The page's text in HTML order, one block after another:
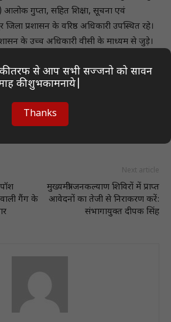
आलोक गुप्ता, सहित शिक्षा, सूचना एवं
प्रशासन के वरिष्ठ अधिकारी उपस्थित रहे।
के उच्च अधिकारी वीसी के माध्यम से जुड़े।
गैंग के
Next article
मुख्यमंत्री जनकल्याण शिविरों में प्राप्त
आवेदनों का तेजी से निराकरण करें:
संभागायुक्त दीपक सिंह
तरफ से आप सभी सज्जनो को सावन
की शुभकामनाये|
Thanks